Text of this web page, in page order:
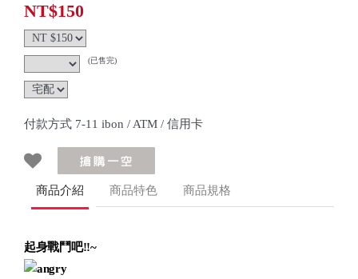
NT$150
(已售完)
付款方式 7-11 ibon / ATM / 信用卡
商品介紹 商品特色 商品規格
起身戰鬥吧!!~